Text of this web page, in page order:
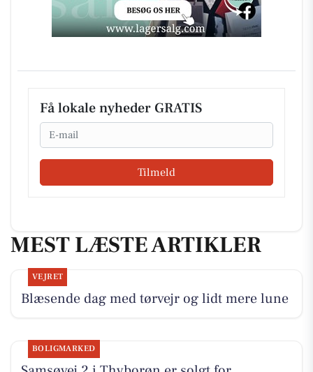
Få lokale nyheder GRATIS
Email
Tilmeld
MEST LÆSTE ARTIKLER
VEJRET
Blæsende dag med tørvejr og lidt mere lune
BOLIGMARKED